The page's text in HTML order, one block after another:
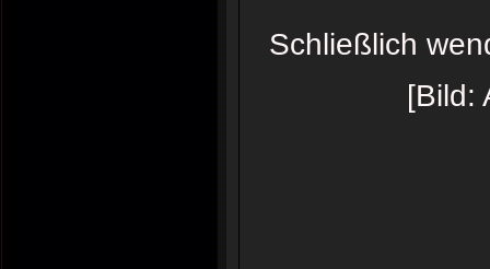
Schließlich
[Bild: